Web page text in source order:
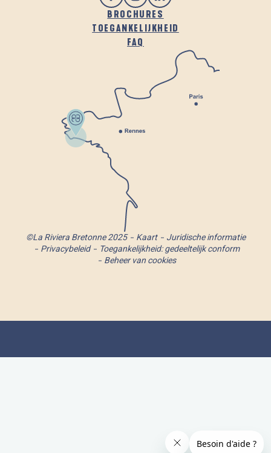
BROCHURES
TOEGANKELIJKHEID
FAQ
©La Riviera Bretonne 2025 Kaart
Juridische informatie
Privacybeleid
Toegankelijkheid: gedeeltelijk conform
Beheer van cookies